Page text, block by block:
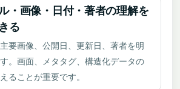
・画像・日付・著者の理解を
る
要画像、公開日、更新日、著者を明
。画面、メタタグ、構造化データの
ることが重要です。